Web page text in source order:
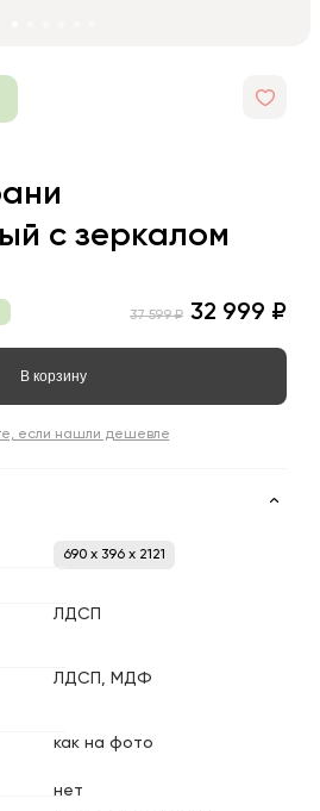
с зеркалом
37 599 ₽ 32 999 ₽
В корзину
если нашли дешевле
690 x 396 x 2121
ЛДСП
ЛДСП, МДФ
как на фото
нет